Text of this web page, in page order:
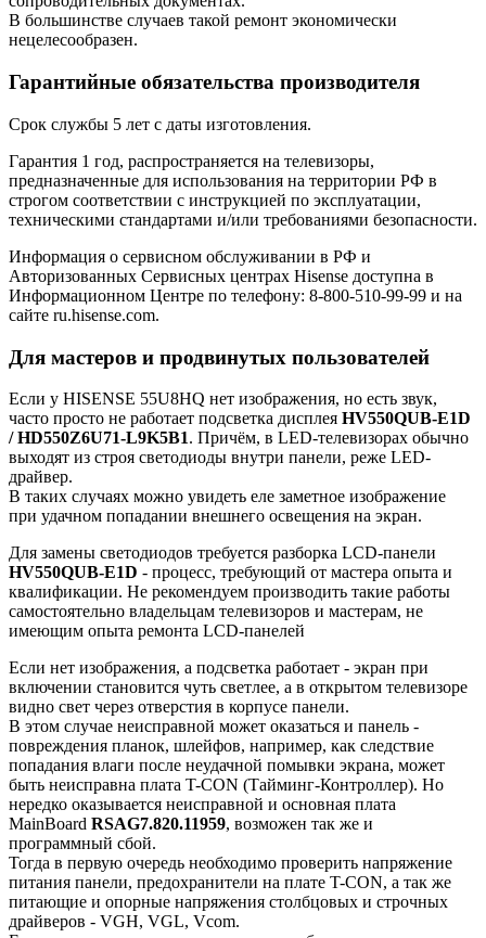
В большинстве случаев такой ремонт экономически
нецелесообразен.
Гарантийные обязательства производителя
Срок службы 5 лет с даты изготовления.
Гарантия 1 год, распространяется на телевизоры,
предназначенные для использования на территории РФ в
строгом соответствии с инструкцией по эксплуатации,
техническими стандартами и/или требованиями безопасности.
Информация о сервисном обслуживании в РФ и
Авторизованных Сервисных центрах Hisense доступна в
Информационном Центре по телефону: 8-800-510-99-99 и на
сайте ru.hisense.com.
Для мастеров и продвинутых пользователей
Если у HISENSE 55U8HQ нет изображения, но есть звук,
часто просто не работает подсветка дисплея HV550QUB-E1D
/ HD550Z6U71-L9K5B1. Причём, в LED-телевизорах обычно
выходят из строя светодиоды внутри панели, реже LED-
драйвер.
В таких случаях можно увидеть еле заметное изображение
при удачном попадании внешнего освещения на экран.
Для замены светодиодов требуется разборка LCD-панели
HV550QUB-E1D - процесс, требующий от мастера опыта и
квалификации. Не рекомендуем производить такие работы
самостоятельно владельцам телевизоров и мастерам, не
имеющим опыта ремонта LCD-панелей
Если нет изображения, а подсветка работает - экран при
включении становится чуть светлее, а в открытом телевизоре
видно свет через отверстия в корпусе панели.
В этом случае неисправной может оказаться и панель -
повреждения планок, шлейфов, например, как следствие
попадания влаги после неудачной помывки экрана, может
быть неисправна плата T-CON (Тайминг-Контроллер). Но
нередко оказывается неисправной и основная плата
MainBoard RSAG7.820.11959, возможен так же и
программный сбой.
Тогда в первую очередь необходимо проверить напряжение
питания панели, предохранители на плате T-CON, а так же
питающие и опорные напряжения столбцовых и строчных
драйверов - VGH, VGL, Vcom.